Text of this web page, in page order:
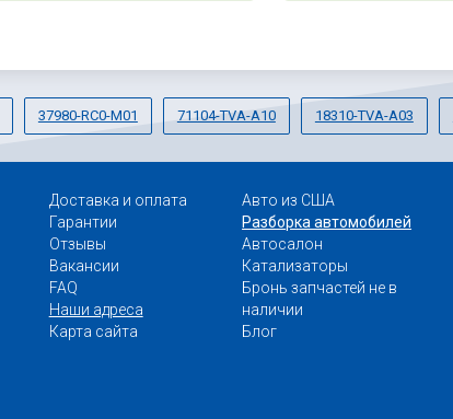
37980-RC0-M01 71104-TVA-A10 18310-TVA-A03
Доставка и оплата
Гарантии
Отзывы
Вакансии
FAQ
Наши адреса
Карта сайта
Авто из США
Разборка автомобилей
Автосалон
Катализаторы
Бронь запчастей не в
наличии
Блог